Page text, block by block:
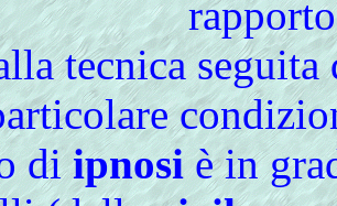
tecnica seguita
diipnosi è in